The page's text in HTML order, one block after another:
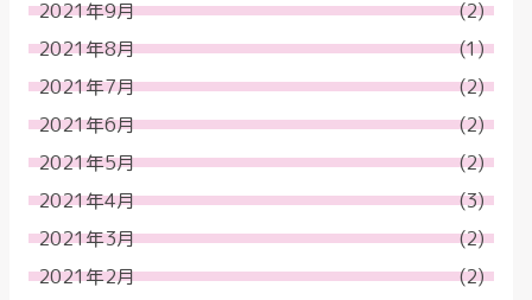
2021年9月
(2)
2021年8月
(1)
2021年7月
(2)
2021年6月
(2)
2021年5月
(2)
2021年4月
(3)
2021年3月
(2)
2021年2月
(2)